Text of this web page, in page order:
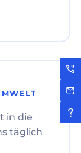
in die
täglich